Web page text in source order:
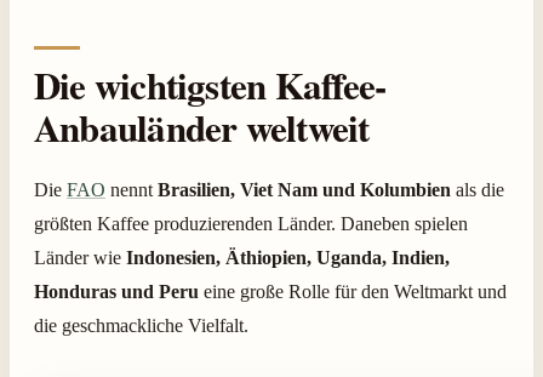
Die wichtigsten Kaffee-
Anbauländer weltweit
Die FAO nennt Brasilien, Viet Nam und Kolumbien als die
größten Kaffee produzierenden Länder. Daneben spielen
Länder wie Indonesien, Äthiopien, Uganda, Indien,
Honduras und Peru eine große Rolle für den Weltmarkt und
die geschmackliche Vielfalt.